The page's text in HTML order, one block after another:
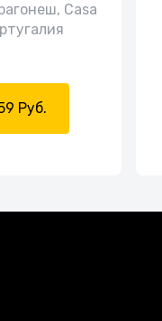
Casa
Руб.